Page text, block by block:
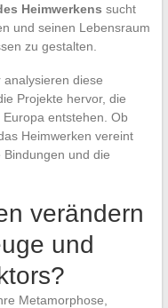
Heimwerkens sucht
und seinen Lebensraum
zu gestalten.
diese
Projekte hervor, die
entstehen. Ob
Heimwerken vereint
und die
verändern
und
Metamorphose,